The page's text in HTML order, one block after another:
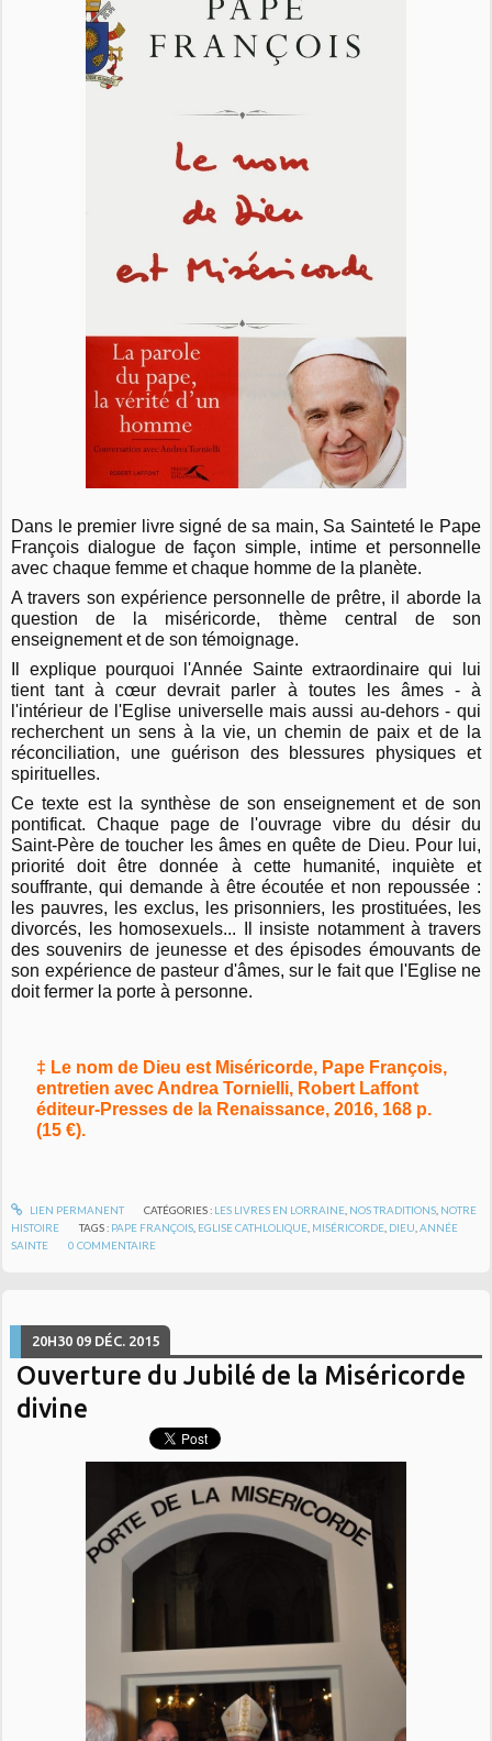
Dans le premier livre signé de sa main, Sa Sainteté le Pape
François dialogue de façon simple, intime et personnelle
avec chaque femme et chaque homme de la planète.
A travers son expérience personnelle de prêtre, il aborde la
question de la miséricorde, thème central de son
enseignement et de son témoignage.
Il explique pourquoi l'Année Sainte extraordinaire qui lui
tient tant à cœur devrait parler à toutes les âmes - à
l'intérieur de l'Eglise universelle mais aussi au-dehors - qui
recherchent un sens à la vie, un chemin de paix et de la
réconciliation, une guérison des blessures physiques et
spirituelles.
Ce texte est la synthèse de son enseignement et de son
pontificat. Chaque page de l'ouvrage vibre du désir du
Saint-Père de toucher les âmes en quête de Dieu. Pour lui,
priorité doit être donnée à cette humanité, inquiète et
souffrante, qui demande à être écoutée et non repoussée :
les pauvres, les exclus, les prisonniers, les prostituées, les
divorcés, les homosexuels... Il insiste notamment à travers
des souvenirs de jeunesse et des épisodes émouvants de
son expérience de pasteur d'âmes, sur le fait que l'Eglise ne
doit fermer la porte à personne.
‡ Le nom de Dieu est Miséricorde, Pape François,
entretien avec Andrea Tornielli, Robert Laffont
éditeur-Presses de la Renaissance, 2016, 168 p.
(15 €).
LIEN PERMANENT CATÉGORIES : LES LIVRES EN LORRAINE, NOS TRADITIONS, NOTRE
HISTOIRE
TAGS : PAPE FRANÇOIS EGLISE CATHLOLIQUE MISÉRICORDE DIEU ,ANNÉE
SAINTE
0 COMMENTAIRE
20H30 09 DÉC. 2015
Ouverture du Jubilé de la Miséricorde
divine